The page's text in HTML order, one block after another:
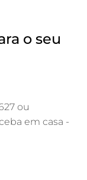
o seu
ou
em casa -